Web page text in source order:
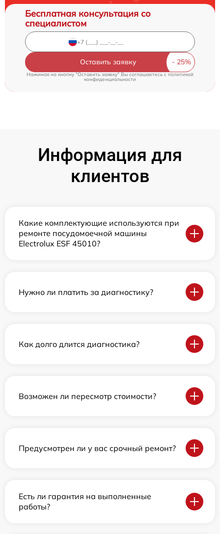
Бесплатная консультация со
специалистом
Оставить заявку
Нажимая на кнопку "Оставить заявку" Вы соглашаетесь c политикой
конфиденциальности
Информация для
клиентов
Какие комплектующие используются при
ремонте посудомоечной машины
Electrolux ESF 45010?
Нужно ли платить за диагностику?
Как долго длится диагностика?
Возможен ли пересмотр стоимости?
Предусмотрен ли у вас срочный ремонт?
Есть ли гарантия на выполненные
работы?